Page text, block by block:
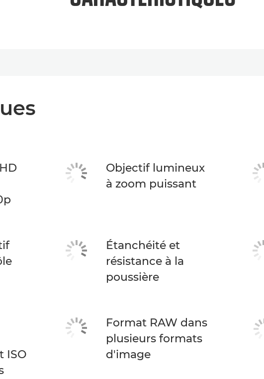
Objectif lumineux
à zoom puissant
Étanchéité et
résistance à la
poussière
ISO
Format RAW dans
plusieurs formats
d'image